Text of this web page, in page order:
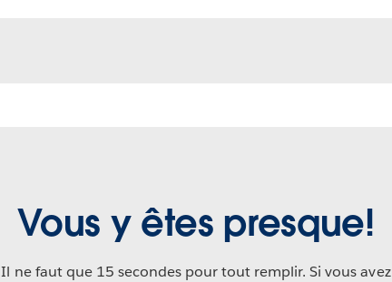
Vous y êtes presque!
Il ne faut que 15 secondes pour tout remplir. Si vous avez